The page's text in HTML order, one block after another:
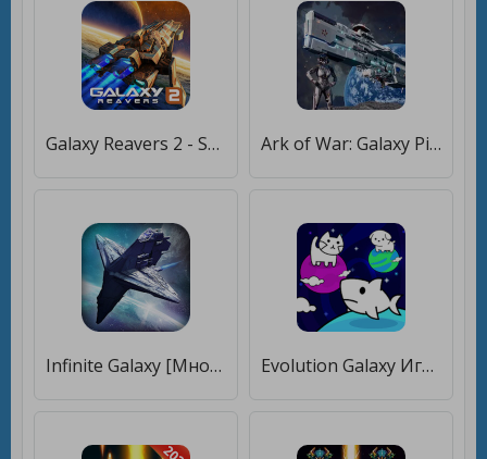
Galaxy Reavers 2 - Space RTS Battle [Бесплатные покупки] Ark of War: Galaxy Pirate Fleet [Много монет]
Infinite Galaxy [Много монет] Evolution Galaxy Игра Мутантов [Бесплатные покупки]